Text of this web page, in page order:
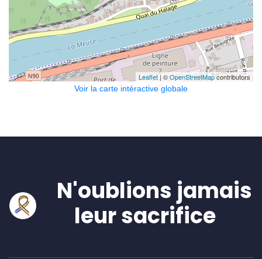
Leaflet | ©OpenStreetMapcontributors
Voir la carte intéractive globale
N'oublions jamais
leur sacrifice